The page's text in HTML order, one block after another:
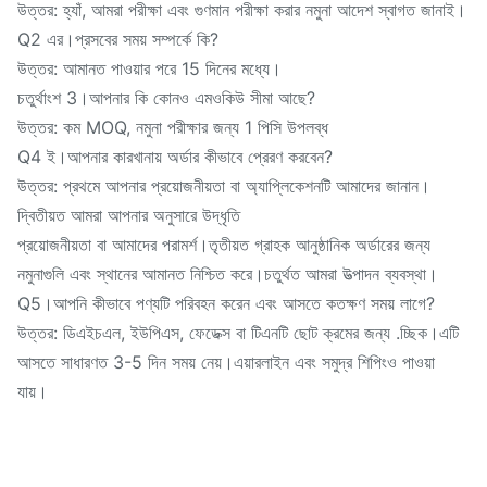
উত্তর: হ্যাঁ, আমরা পরীক্ষা এবং গুণমান পরীক্ষা করার নমুনা আদেশ স্বাগত জানাই।
Q2 এর।প্রসবের সময় সম্পর্কে কি?
উত্তর: আমানত পাওয়ার পরে 15 দিনের মধ্যে।
চতুর্থাংশ 3।আপনার কি কোনও এমওকিউ সীমা আছে?
উত্তর: কম MOQ, নমুনা পরীক্ষার জন্য 1 পিসি উপলব্ধ
Q4 ই।আপনার কারখানায় অর্ডার কীভাবে প্রেরণ করবেন?
উত্তর: প্রথমে আপনার প্রয়োজনীয়তা বা অ্যাপ্লিকেশনটি আমাদের জানান।
দ্বিতীয়ত আমরা আপনার অনুসারে উদ্ধৃতি
প্রয়োজনীয়তা বা আমাদের পরামর্শ।তৃতীয়ত গ্রাহক আনুষ্ঠানিক অর্ডারের জন্য
নমুনাগুলি এবং স্থানের আমানত নিশ্চিত করে।চতুর্থত আমরা উত্পাদন ব্যবস্থা।
Q5।আপনি কীভাবে পণ্যটি পরিবহন করেন এবং আসতে কতক্ষণ সময় লাগে?
উত্তর: ডিএইচএল, ইউপিএস, ফেডেক্স বা টিএনটি ছোট ক্রমের জন্য .চ্ছিক।এটি
আসতে সাধারণত 3-5 দিন সময় নেয়।এয়ারলাইন এবং সমুদ্র শিপিংও পাওয়া
যায়।